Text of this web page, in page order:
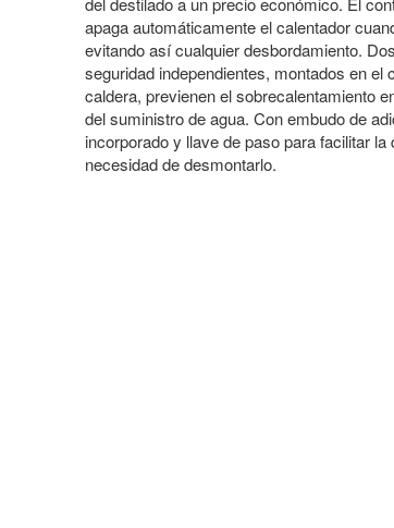
apaga automáticamente el calentador
evitando así cualquier desbordamiento.
seguridad independientes, montados en el
caldera, previenen el sobrecalentamiento
del suministro de agua. Con embudo de
incorporado y llave de paso para facilitar
necesidad de desmontarlo.